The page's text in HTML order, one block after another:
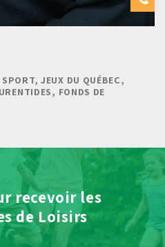
SPORT, JEUX DU QUÉBEC,
FONDS DE
recevoir les
de Loisirs